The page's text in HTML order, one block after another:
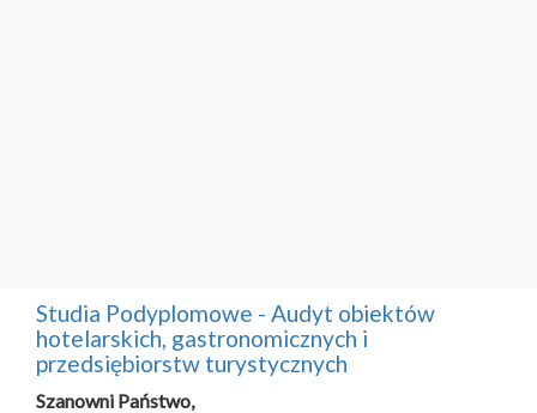
Studia Podyplomowe - Audyt obiektów
hotelarskich, gastronomicznych i
przedsiębiorstw turystycznych
Szanowni Państwo,